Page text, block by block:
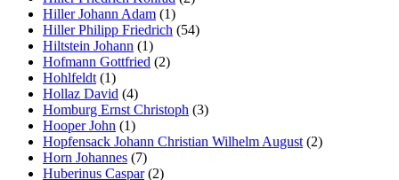
Hiller Johann Adam (1)
Hiller Philipp Friedrich (54)
Hiltstein Johann (1)
Hofmann Gottfried (2)
Hohlfeldt (1)
Hollaz David (4)
Homburg Ernst Christoph (3)
Hooper John (1)
Hopfensack Johann Christian Wilhelm August (2)
Horn Johannes (7)
Huberinus Caspar(2)